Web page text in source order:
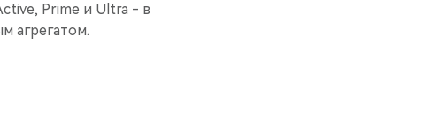
Prime и Ultra - в
агрегатом.